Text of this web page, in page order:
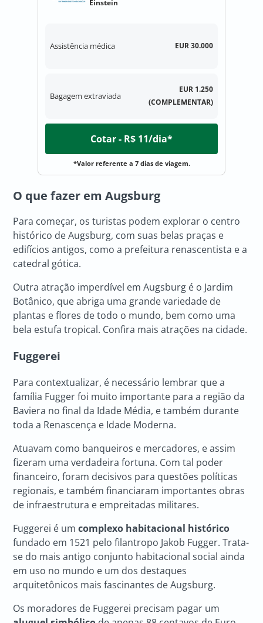
Einstein
Assistência médica EUR 30.000
Bagagem extraviada
EUR 1.250
(COMPLEMENTAR)
Cotar - R$ 11/dia*
*Valor referente a 7 dias de viagem.
O que fazer em Augsburg
Para começar, os turistas podem explorar o centro
histórico de Augsburg, com suas belas praças e
edifícios antigos, como a prefeitura renascentista e a
catedral gótica.
Outra atração imperdível em Augsburg é o Jardim
Botânico, que abriga uma grande variedade de
plantas e flores de todo o mundo, bem como uma
bela estufa tropical. Confira mais atrações na cidade.
Fuggerei
Para contextualizar, é necessário lembrar que a
família Fugger foi muito importante para a região da
Baviera no final da Idade Média, e também durante
toda a Renascença e Idade Moderna.
Atuavam como banqueiros e mercadores, e assim
fizeram uma verdadeira fortuna. Com tal poder
financeiro, foram decisivos para questões políticas
regionais, e também financiaram importantes obras
de infraestrutura e empreitadas militares.
Fuggerei é umcomplexo habitacional histórico
fundado em 1521 pelo filantropo Jakob Fugger. Trata-
se do mais antigo conjunto habitacional social ainda
em uso no mundo e um dos destaques
arquitetônicos mais fascinantes de Augsburg.
Os moradores de Fuggerei precisam pagar um